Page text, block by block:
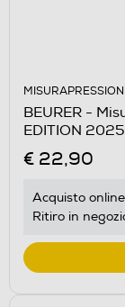
BEURER -
EDITION
€ 22,90
Acquisto
Ritiro in